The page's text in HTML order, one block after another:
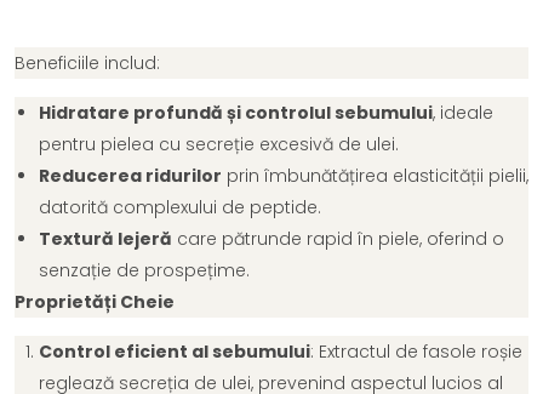
Beneficiile includ:
Hidratare profundă și controlul sebumului, ideale
pentru pielea cu secreție excesivă de ulei.
Reducerea ridurilor prin îmbunătățirea elasticității pielii,
datorită complexului de peptide.
Textură lejeră care pătrunde rapid în piele, oferind o
senzație de prospețime.
Proprietăți Cheie
Control eficient al sebumului: Extractul de fasole roșie
reglează secreția de ulei, prevenind aspectul lucios al